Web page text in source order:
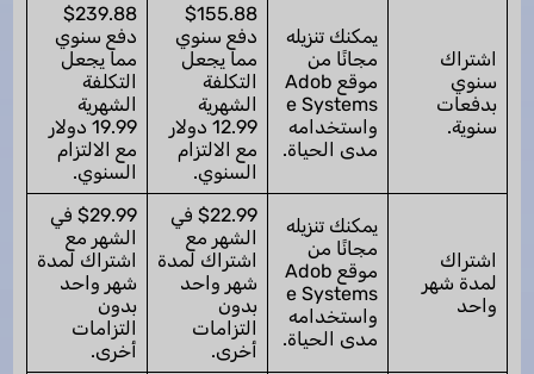
اشتراك
سنوي
بدفعات
سنوية.
يمكنك تنزيله
مجانًا من
موقع Adob
e Systems
واستخدامه
مدى الحياة.
$155.88
دفع سنوي
مما يجعل
التكلفة
الشهرية
12.99 دولار
مع الالتزام
السنوي.
$239.88
دفع سنوي
مما يجعل
التكلفة
الشهرية
19.99 دولار
مع الالتزام
السنوي.
اشتراك
لمدة شهر
واحد
يمكنك تنزيله
مجانًا من
موقع Adob
e Systems
واستخدامه
مدى الحياة.
$22.99 في
الشهر مع
اشتراك لمدة
شهر واحد
بدون
التزامات
أخرى.
$29.99 في
الشهر مع
اشتراك لمدة
شهر واحد
بدون
التزامات
أخرى.